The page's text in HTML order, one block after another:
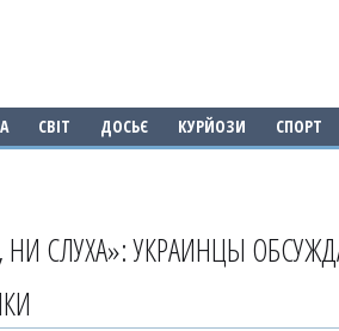
СВІТ ДОСЬЄ КУРЙОЗИ СПОРТ
СЛУХА»: УКРАИНЦЫ